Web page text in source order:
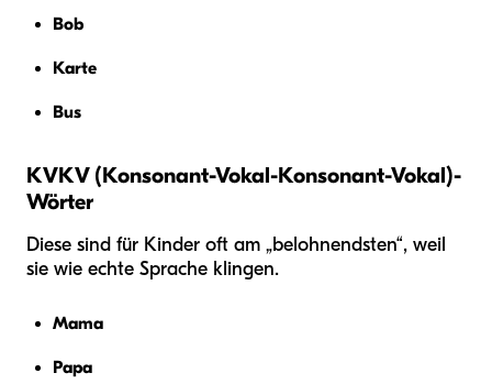
Bob
Karte
Bus
KVKV (Konsonant-Vokal-Konsonant-Vokal)-
Wörter
Diese sind für Kinder oft am „belohnendsten“, weil
sie wie echte Sprache klingen.
Mama
Papa